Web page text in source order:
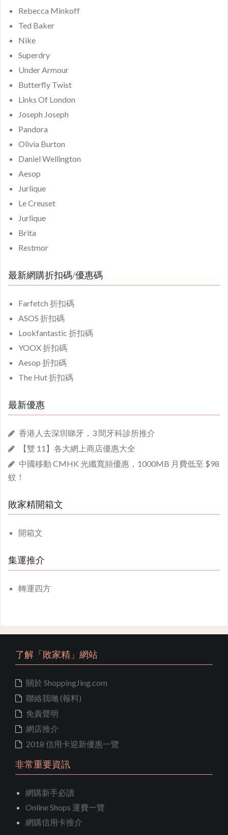
Rebecca Minkoff
Ted Baker
Nike
Superdry
Under Armour
Butterfly Twist
Links Of London
Joseph Joseph
Pandora
Olivia Burton
Daniel Wellington
Aesop
Jurlique
Le Creuset
Jurlique
Brita
Restmor
最新網購折扣碼/優惠碼
Farfetch 折扣碼
ASOS 折扣碼
Lookfantastic 折扣碼
YOOX 折扣碼
Aesop 折扣碼
The Hut 折扣碼
最新優惠
香港人去深圳睇牙，3 間牙科診所推介
【雙 11】各大網上商店優惠大全
中國移動 CMHK 光纖寬頻優惠，1000MB 月費低至 $98
蚊！
敗家精開箱文
開箱文
集運推介
轉運四方
了解「敗家精」網站
關於 ShoppingJing.com
聯絡我哋 (報料)
免責聲明
網店推介
2018 信用卡迎新優惠一覽
非常重要資訊
網購新手必讀
Online Shops 運費一覽
網購信用卡推介